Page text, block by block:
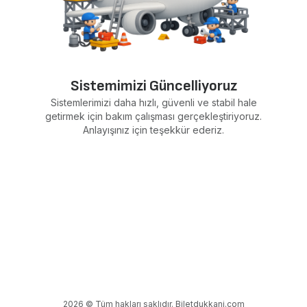
Sistemimizi Güncelliyoruz
Sistemlerimizi daha hızlı, güvenli ve stabil hale
getirmek için bakım çalışması gerçekleştiriyoruz.
Anlayışınız için teşekkür ederiz.
2026 © Tüm hakları saklıdır. Biletdukkani.com